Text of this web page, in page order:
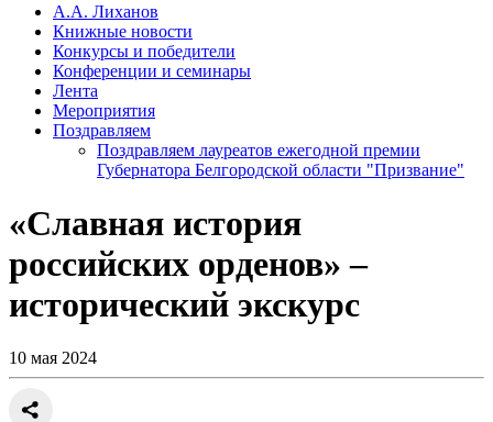
А.А. Лиханов
Книжные новости
Конкурсы и победители
Конференции и семинары
Лента
Мероприятия
Поздравляем
Поздравляем лауреатов ежегодной премии
Губернатора Белгородской области "Призвание"
«Славная история
российских орденов» –
исторический экскурс
10 мая 2024